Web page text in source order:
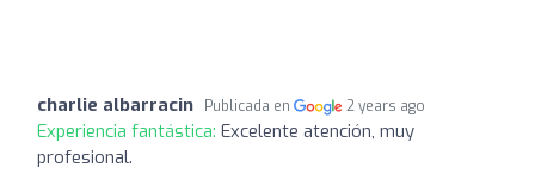
charlie albarracin Publicada en 2 years ago
Experiencia fantástica: Excelente atención, muy
profesional.